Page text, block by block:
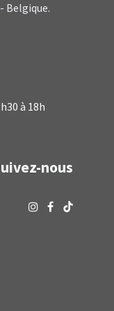
Belgique.
à 18h
nous